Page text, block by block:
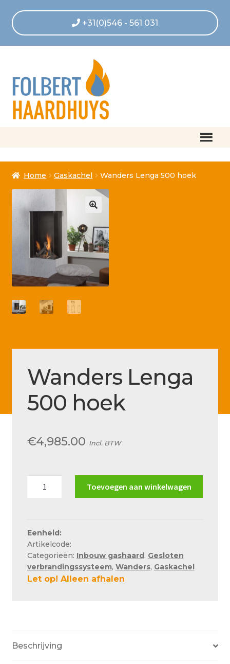
+31(0)546 - 561 031
Afrekenen
Betaling voltooid
Contact
Disclaimer
Klantenservice
Betaalmethode
Actueel
Retouren – Geschillen – Garantie
Sample Page
Home Gaskachel Wanders Lenga 500 hoek
Wanders Lenga
500 hoek
€4,985.00 Incl. BTW
aantal
Toevoegen aan winkelwagen
Eenheid:
Artikelcode:
Categorieën: Inbouw gashaard, Gesloten
verbrandingssysteem, Wanders, Gaskachel
Let op! Alleen afhalen
Beschrijving